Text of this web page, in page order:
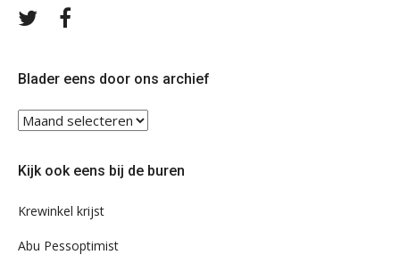
Volg
Blader eens door ons archief
Blader
ons
Kijk ook eens bij de buren
Krewinkel krijst
Abu Pessoptimist